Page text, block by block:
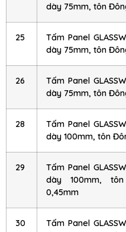
dày 75mm, tôn
25
Tấm Panel
dày 75mm, tôn
26
Tấm Panel
dày 75mm, tôn
28
Tấm Panel
dày 100mm, tôn
29
Tấm Panel
dày 100mm,
0,45mm
30
Tấm Panel